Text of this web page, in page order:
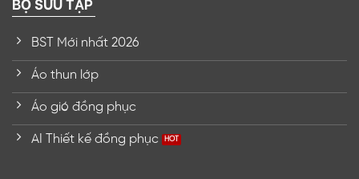
BST Mới nhất 2026
Áo thun lớp
Áo gió đồng phục
AI Thiết kế đồng phục